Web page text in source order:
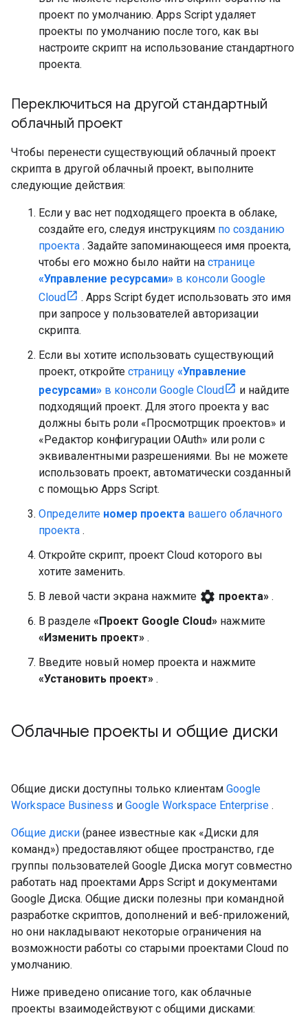
проект по умолчанию. Apps Script удаляет
проекты по умолчанию после того, как вы
настроите скрипт на использование стандартного
проекта.
Переключиться на другой стандартный
облачный проект
Чтобы перенести существующий облачный проект
скрипта в другой облачный проект, выполните
следующие действия:
Если у вас нет подходящего проекта в облаке,
создайте его, следуя инструкциям по созданию
проекта . Задайте запоминающееся имя проекта,
чтобы его можно было найти на странице
«Управление ресурсами» в консоли Google
Cloud
. Apps Script будет использовать это имя
при запросе у пользователей авторизации
скрипта.
Если вы хотите использовать существующий
проект, откройте страницу «Управление
ресурсами» в консоли Google Cloud
и найдите
подходящий проект. Для этого проекта у вас
должны быть роли «Просмотрщик проектов» и
«Редактор конфигурации OAuth» или роли с
эквивалентными разрешениями. Вы не можете
использовать проект, автоматически созданный
с помощью Apps Script.
Определите номер проекта вашего облачного
проекта .
Откройте скрипт, проект Cloud которого вы
хотите заменить.
В левой части экрана нажмите settings проекта» .
В разделе «Проект Google Cloud» нажмите
«Изменить проект» .
Введите новый номер проекта и нажмите
«Установить проект» .
Облачные проекты и общие диски
Общие диски доступны только клиентам Google
Workspace Business и Google Workspace Enterprise .
Общие диски (ранее известные как «Диски для
команд») предоставляют общее пространство, где
группы пользователей Google Диска могут совместно
работать над проектами Apps Script и документами
Google Диска. Общие диски полезны при командной
разработке скриптов, дополнений и веб-приложений,
но они накладывают некоторые ограничения на
возможности работы со старыми проектами Cloud по
умолчанию.
Ниже приведено описание того, как облачные
проекты взаимодействуют с общими дисками: